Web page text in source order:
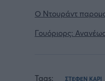
Ο Ντουράντ
Γουόριορς:
Tags: ΣΤΕΦΕΝ ΚΑΡΙ